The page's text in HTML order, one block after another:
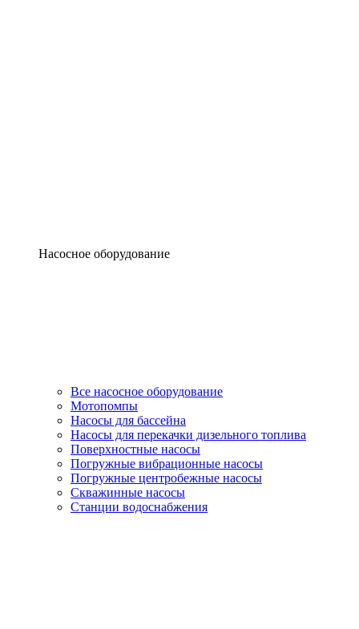
Насосное оборудование
Все насосное оборудование
Мотопомпы
Насосы для бассейна
Насосы для перекачки дизельного топлива
Поверхностные насосы
Погружные вибрационные насосы
Погружные центробежные насосы
Скважинные насосы
Станции водоснабжения